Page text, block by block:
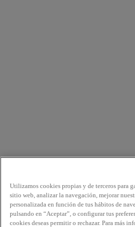
Utilizamos cookies propias y de terceros para
sitio web, analizar la navegación, mejorar
personalizada en función de tus hábitos de
pulsando en “Aceptar”, o configurar tus
cookies deseas permitir o rechazar. Para más